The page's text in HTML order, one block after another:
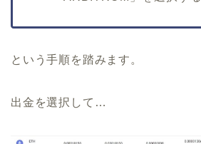
という手順を踏みます。
出金を選択して…